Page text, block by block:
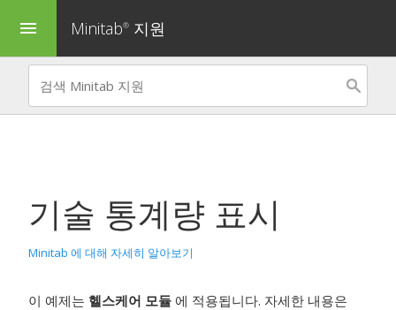
menu Minitab® 지원
기술 통계량 표시
Minitab 에 대해 자세히 알아보기
이 예제는 헬스케어 모듈 에 적용됩니다. 자세한 내용은